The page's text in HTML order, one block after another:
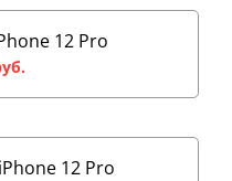
12 Pro
12 Pro